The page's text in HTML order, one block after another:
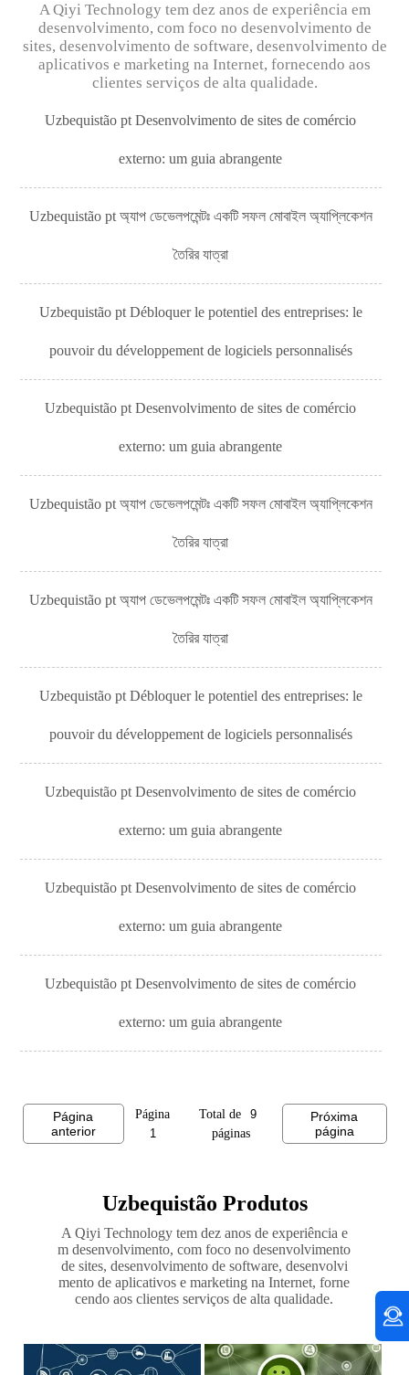
A Qiyi Technology tem dez anos de experiência em
desenvolvimento, com foco no desenvolvimento de
sites, desenvolvimento de software, desenvolvimento de
aplicativos e marketing na Internet, fornecendo aos
clientes serviços de alta qualidade.
Uzbequistão pt Desenvolvimento de sites de comércio
externo: um guia abrangente
Uzbequistão pt অ্যাপ ডেভেলপমেন্টঃ একটি সফল মোবাইল অ্যাপ্লিকেশন
তৈরির যাত্রা
Uzbequistão pt Débloquer le potentiel des entreprises: le
pouvoir du développement de logiciels personnalisés
Uzbequistão pt Desenvolvimento de sites de comércio
externo: um guia abrangente
Uzbequistão pt অ্যাপ ডেভেলপমেন্টঃ একটি সফল মোবাইল অ্যাপ্লিকেশন
তৈরির যাত্রা
Uzbequistão pt অ্যাপ ডেভেলপমেন্টঃ একটি সফল মোবাইল অ্যাপ্লিকেশন
তৈরির যাত্রা
Uzbequistão pt Débloquer le potentiel des entreprises: le
pouvoir du développement de logiciels personnalisés
Uzbequistão pt Desenvolvimento de sites de comércio
externo: um guia abrangente
Uzbequistão pt Desenvolvimento de sites de comércio
externo: um guia abrangente
Uzbequistão pt Desenvolvimento de sites de comércio
externo: um guia abrangente
Página
anterior
Página
Total de
páginas
Próxima
página
Uzbequistão Produtos
A Qiyi Technology tem dez anos de experiência e
m desenvolvimento, com foco no desenvolvimento
de sites, desenvolvimento de software, desenvolvi
mento de aplicativos e marketing na Internet, forne
cendo aos clientes serviços de alta qualidade.